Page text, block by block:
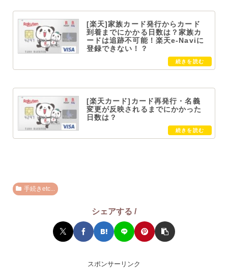
[楽天]家族カード発行からカード
到着までにかかる日数は？家族カ
ードは追跡不可能！楽天e-Naviに
登録できない！？
[楽天カード]カード再発行・名義
変更が反映されるまでにかかった
日数は？
手続きetc...
シェアする /
スポンサーリンク